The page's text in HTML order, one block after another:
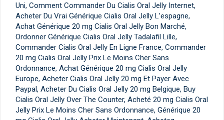
Uni, Comment Commander Du Cialis Oral Jelly Internet,
Acheter Du Vrai Générique Cialis Oral Jelly L’espagne,
Achat Générique 20 mg Cialis Oral Jelly Bon Marché,
Ordonner Générique Cialis Oral Jelly Tadalafil Lille,
Commander Cialis Oral Jelly En Ligne France, Commander
20 mg Cialis Oral Jelly Prix Le Moins Cher Sans
Ordonnance, Achat Générique 20 mg Cialis Oral Jelly
Europe, Acheter Cialis Oral Jelly 20 mg Et Payer Avec
Paypal, Acheter Du Cialis Oral Jelly 20 mg Belgique, Buy
Cialis Oral Jelly Over The Counter, Acheté 20 mg Cialis Oral
Jelly Prix Le Moins Cher Sans Ordonnance, Générique 20